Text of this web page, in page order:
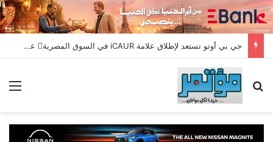
جي بي أوتو تستعد لإطلاق علامة iCAUR في السوق المصرية علامة عالمية جديدة لسيارات الطاقة الجديدة تجمع بين التكنولوجيا الذكية والتصميم الجريء وروح المغامر
بحث عن